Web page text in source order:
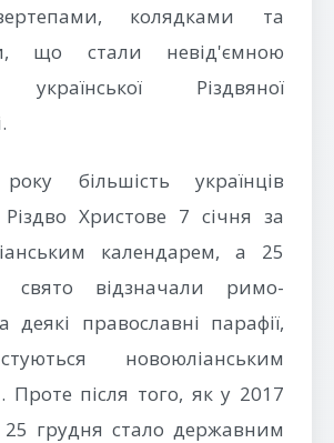
колядками та
що стали невід'ємною
Різдвяної
більшість українців
Різдво Христове 7 січня за
календарем, а 25
свято відзначали римо-
деякі православні парафії,
новоюліанським
Проте після того, як у 2017
25 грудня стало державним